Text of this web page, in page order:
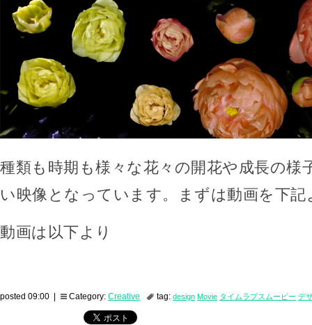
種類も時期も様々な花々の開花や成長の様
い映像となっています。まずは動画を下
動画は以下より
posted 09:00 | Category: Creative tag: design Movie タイムラプスムービー デ